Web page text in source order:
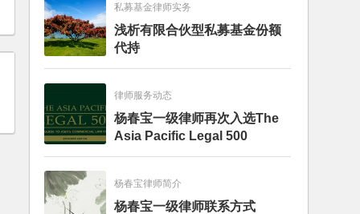
私募基金律师实务
浅析有限合伙型私募基金份额
代持
律师服务动态
杨春宝一级律师再次入选The
Asia Pacific Legal 500
杨春宝律师简介
杨春宝一级律师联系方式